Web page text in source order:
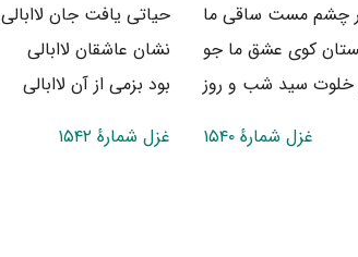
چشم مست ساقی ما
حیاتی یافت جان لاابالی
کوی عشق ما جو
نشان عاشقان لاابالی
خلوت سید شب و روز
بود بزمی از آن لاابالی
غزل شمارهٔ ۱۵۴۰
غزل شمارهٔ ۱۵۴۲